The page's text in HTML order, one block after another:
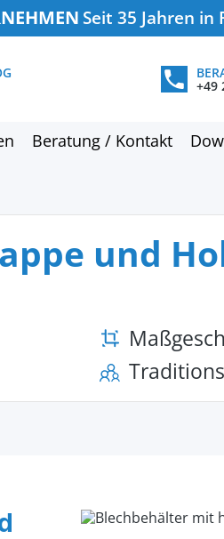
Seit 35 Jahren in
+49
Beratung / Kontakt
und